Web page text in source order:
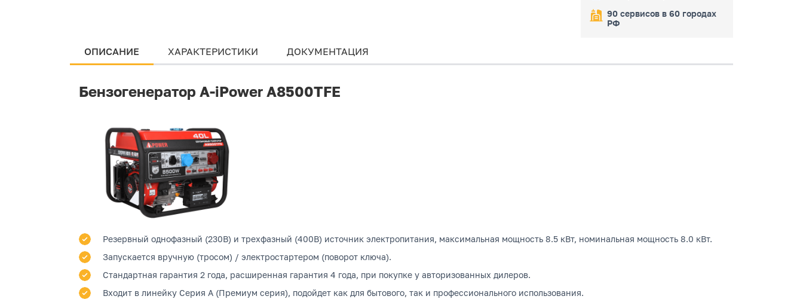
90 сервисов в 60 городах
РФ
ОПИСАНИЕ ХАРАКТЕРИСТИКИ ДОКУМЕНТАЦИЯ
Бензогенератор A-iPower A8500TFE
Резервный однофазный (230В) и трехфазный (400В) источник электропитания, максимальная мощность 8.5 кВт, номинальная мощность 8.0 кВт.
Запускается вручную (тросом) / электростартером (поворот ключа).
Стандартная гарантия 2 года, расширенная гарантия 4 года, при покупке у авторизованных дилеров.
Входит в линейку Серия A (Премиум серия), подойдет как для бытового, так и профессионального использования.